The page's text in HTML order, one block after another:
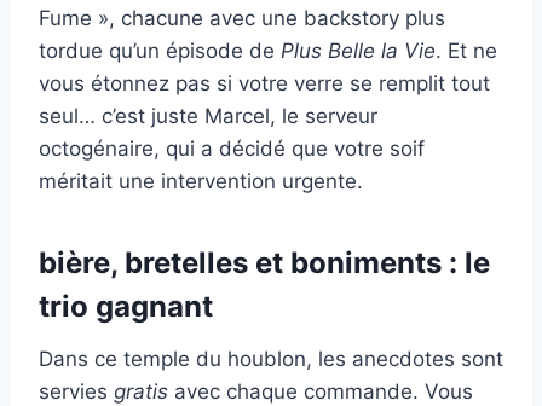
Fume », chacune avec une backstory plus
tordue qu’un épisode de Plus Belle la Vie. Et ne
vous étonnez pas si votre verre se remplit tout
seul… c’est juste Marcel, le serveur
octogénaire, qui a décidé que votre soif
méritait une intervention urgente.
bière, bretelles et boniments : le
trio gagnant
Dans ce temple du houblon, les anecdotes sont
servies gratis avec chaque commande. Vous